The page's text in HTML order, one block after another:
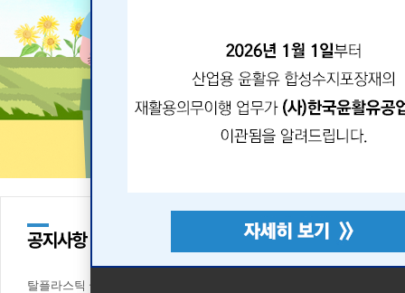
탈플라스틱 국민 참여 영상 챌린지 안내